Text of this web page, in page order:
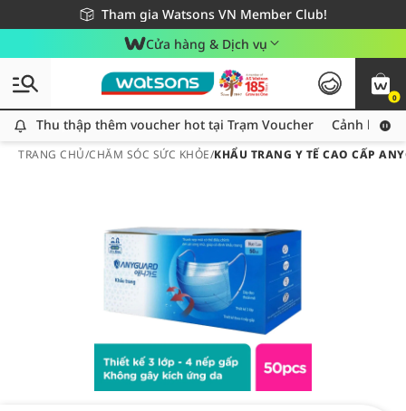
Tham gia Watsons VN Member Club!
Miễn phí giao hàng cho đơn hàng từ 249,000Đ
Giao hàng nhanh 24h - Áp dụng khu vực TP. Hồ Chí Minh
Cửa hàng & Dịch vụ
0
Thu thập thêm voucher hot tại Trạm Voucher
Thu thập thêm voucher hot tại Trạm Voucher Cảnh báo
TRANG CHỦ/CHĂM SÓC SỨC KHỎE/KHẨU TRANG Y TẾ CAO CẤP